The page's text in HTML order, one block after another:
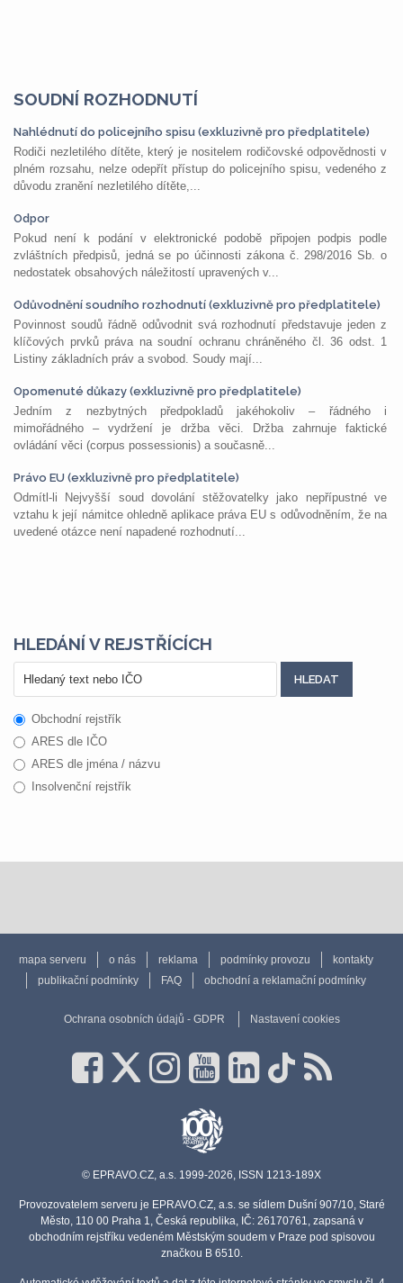
SOUDNÍ ROZHODNUTÍ
Nahlédnutí do policejního spisu (exkluzivně pro předplatitele)
Rodiči nezletilého dítěte, který je nositelem rodičovské odpovědnosti v
plném rozsahu, nelze odepřít přístup do policejního spisu, vedeného z
důvodu zranění nezletilého dítěte,...
Odpor
Pokud není k podání v elektronické podobě připojen podpis podle
zvláštních předpisů, jedná se po účinnosti zákona č. 298/2016 Sb. o
nedostatek obsahových náležitostí upravených v...
Odůvodnění soudního rozhodnutí (exkluzivně pro předplatitele)
Povinnost soudů řádně odůvodnit svá rozhodnutí představuje jeden z
klíčových prvků práva na soudní ochranu chráněného čl. 36 odst. 1
Listiny základních práv a svobod. Soudy mají...
Opomenuté důkazy (exkluzivně pro předplatitele)
Jedním z nezbytných předpokladů jakéhokoliv – řádného i
mimořádného – vydržení je držba věci. Držba zahrnuje faktické
ovládání věci (corpus possessionis) a současně...
Právo EU (exkluzivně pro předplatitele)
Odmítl-li Nejvyšší soud dovolání stěžovatelky jako nepřípustné ve
vztahu k její námitce ohledně aplikace práva EU s odůvodněním, že na
uvedené otázce není napadené rozhodnutí...
HLEDÁNÍ V REJSTŘÍCÍCH
Obchodní rejstřík
ARES dle IČO
ARES dle jména / názvu
Insolvenční rejstřík
mapa serveru o nás reklama podmínky provozu
kontakty
publikační podmínky
FAQ obchodní a reklamační podmínky
Ochrana osobních údajů - GDPR Nastavení cookies
© EPRAVO.CZ, a.s. 1999-2026, ISSN 1213-189X
Provozovatelem serveru je EPRAVO.CZ, a.s. se sídlem Dušní 907/10, Staré
Město, 110 00 Praha 1, Česká republika, IČ: 26170761, zapsaná v
obchodním rejstříku vedeném Městským soudem v Praze pod spisovou
značkou B 6510.